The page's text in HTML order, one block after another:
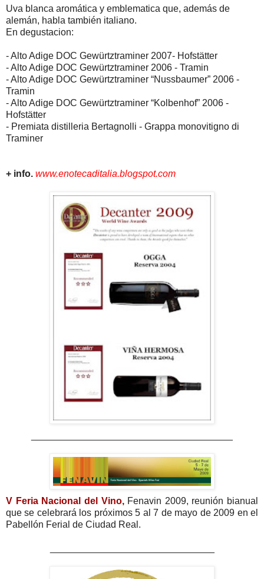
Uva blanca aromática y emblematica que, además de
alemán, habla también italiano.
En degustacion:
- Alto Adige DOC Gewürtztraminer 2007- Hofstätter
- Alto Adige DOC Gewürtztraminer 2006 - Tramin
- Alto Adige DOC Gewürtztraminer “Nussbaumer” 2006 -
Tramin
- Alto Adige DOC Gewürtztraminer “Kolbenhof” 2006 -
Hofstätter
- Premiata distilleria Bertagnolli - Grappa monovitigno di
Traminer
+ info. www.enotecaditalia.blogspot.com
V Feria Nacional del Vino,Fenavin 2009, reunión bianual
que se celebrará los próximos 5 al 7 de mayo de 2009 en el
Pabellón Ferial de Ciudad Real.